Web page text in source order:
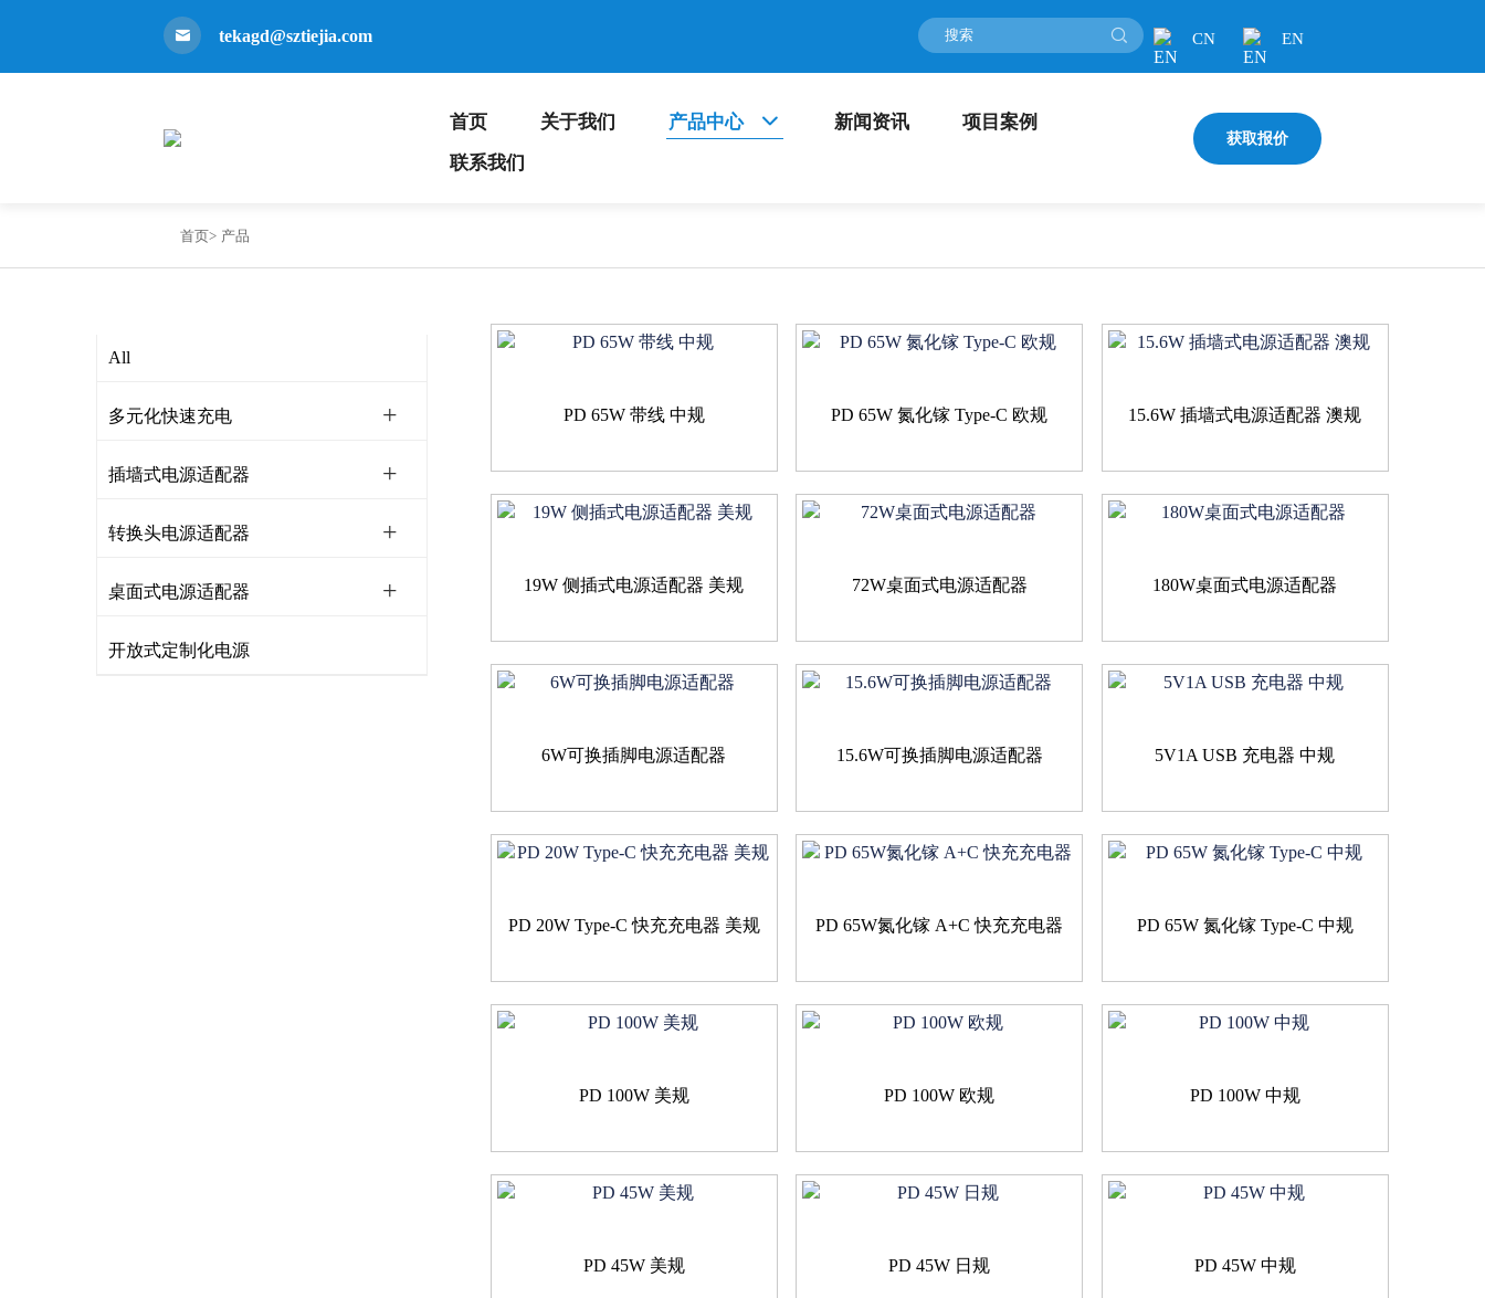
tekagd@sztiejia.com CN EN
首页 关于我们 产品中心 新闻资讯
项目案例
联系我们
获取报价
首页> 产品
All
多元化快速充电
插墙式电源适配器
转换头电源适配器
桌面式电源适配器
开放式定制化电源
PD 65W 带线 中规 PD 65W 氮化镓 Type-C 欧规 15.6W 插墙式电源适配器 澳规
19W 侧插式电源适配器 美规 72W桌面式电源适配器 180W桌面式电源适配器
6W可换插脚电源适配器 15.6W可换插脚电源适配器 5V1A USB 充电器 中规
PD 20W Type-C 快充充电器 美规 PD 65W氮化镓 A+C 快充充电器 PD 65W 氮化镓 Type-C 中规
PD 100W 美规 PD 100W 欧规 PD 100W 中规
PD 45W 美规 PD 45W 日规 PD 45W 中规